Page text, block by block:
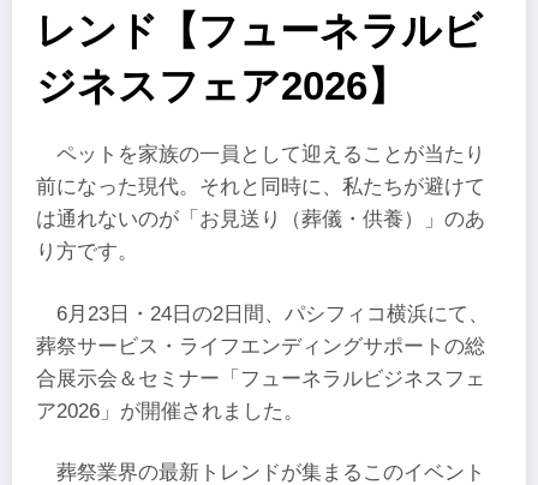
レンド【フューネラルビ
ジネスフェア2026】
ペットを家族の一員として迎えることが当たり
前になった現代。それと同時に、私たちが避けて
は通れないのが「お見送り（葬儀・供養）」のあ
り方です。
6月23日・24日の2日間、パシフィコ横浜にて、
葬祭サービス・ライフエンディングサポートの総
合展示会＆セミナー「フューネラルビジネスフェ
ア2026」が開催されました。
葬祭業界の最新トレンドが集まるこのイベント